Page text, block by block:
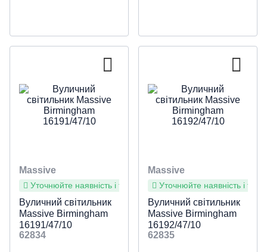
Massive
Уточнюйте наявність і терміни
Вуличний світильник
Massive Birmingham
16191/47/10
62834
Massive
Уточнюйте наявність і
Вуличний світильник
Massive Birmingham
16192/47/10
62835